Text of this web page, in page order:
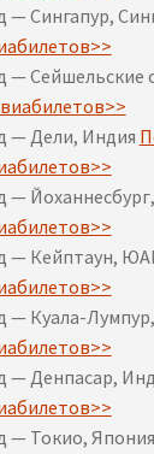
— Сингапур,
— Сейшельские
— Дели, Индия
—
— Кейптаун,
— Куала-
— Денпасар,
— Токио, Япония